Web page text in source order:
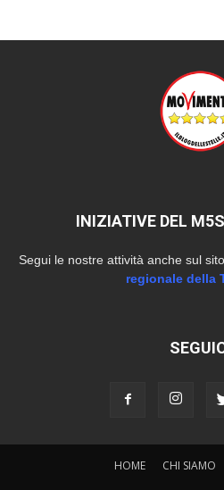
INIZIATIVE DEL
Segui le nostre attività anche sul
regionale della
HOME CHI SIAMO